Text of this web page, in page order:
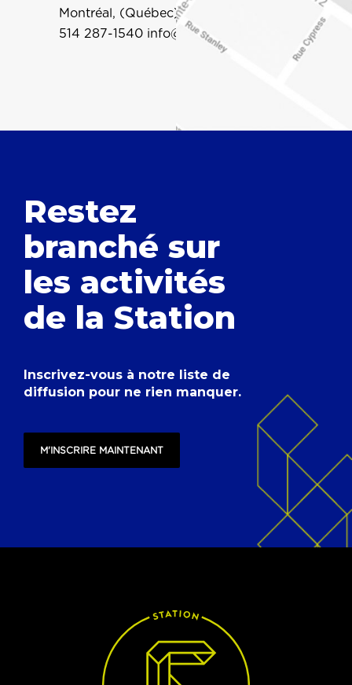
Montréal, (Québec), Canada
514 287-1540 info@stationfintech.com
Restez
branché sur
les activités
de la Station
Inscrivez-vous à notre liste de
diffusion pour ne rien manquer.
M'INSCRIRE MAINTENANT